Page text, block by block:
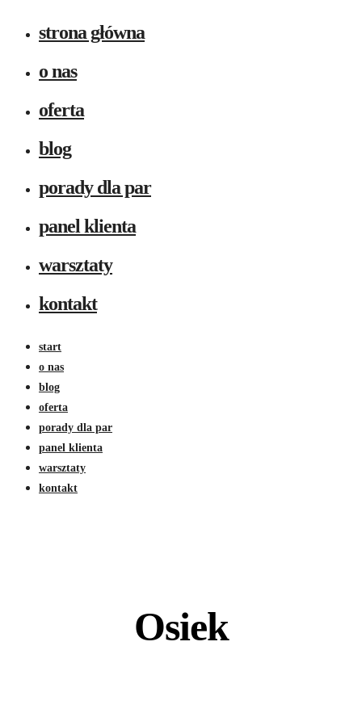
strona główna
o nas
oferta
blog
porady dla par
panel klienta
warsztaty
kontakt
start
o nas
blog
oferta
porady dla par
panel klienta
warsztaty
kontakt
Osiek